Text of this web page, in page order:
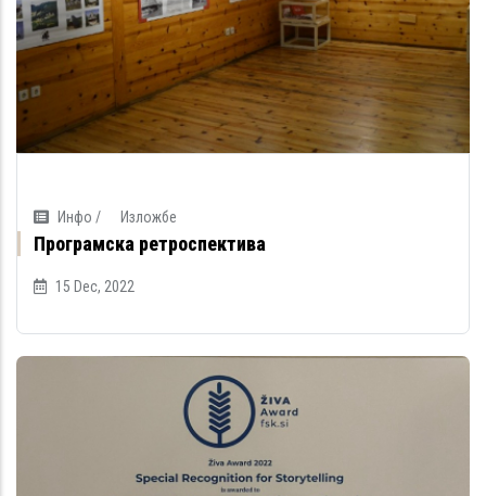
Инфо / Изложбе
Програмска ретроспектива
15 Dec, 2022